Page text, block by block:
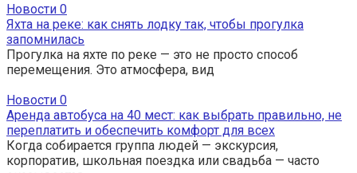
Новости 0
Яхта на реке: как снять лодку так, чтобы прогулка
запомнилась
Прогулка на яхте по реке — это не просто способ
перемещения. Это атмосфера, вид
Новости 0
Аренда автобуса на 40 мест: как выбрать правильно, не
переплатить и обеспечить комфорт для всех
Когда собирается группа людей — экскурсия,
корпоратив, школьная поездка или свадьба — часто